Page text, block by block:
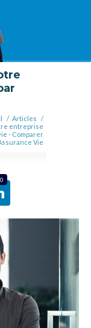
/ Articles
/
entreprise
- Comparer
Vie
0